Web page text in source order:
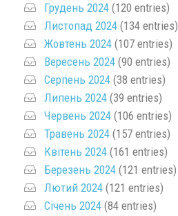
Грудень 2024 (120 entries)
Листопад 2024 (134 entries)
Жовтень 2024 (107 entries)
Вересень 2024 (90 entries)
Серпень 2024 (38 entries)
Липень 2024 (39 entries)
Червень 2024 (106 entries)
Травень 2024 (157 entries)
Квітень 2024 (161 entries)
Березень 2024 (121 entries)
Лютий 2024 (121 entries)
Січень 2024 (84 entries)